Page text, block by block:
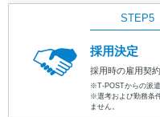
STEP5
採用決定
採用時の雇用契
※T-POSTからの派遣
※選考および勤務条
ません。